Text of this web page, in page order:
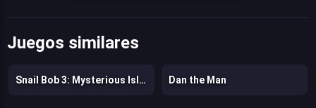
Juegos similares
Snail Bob 3: Mysterious Island Dan the Man